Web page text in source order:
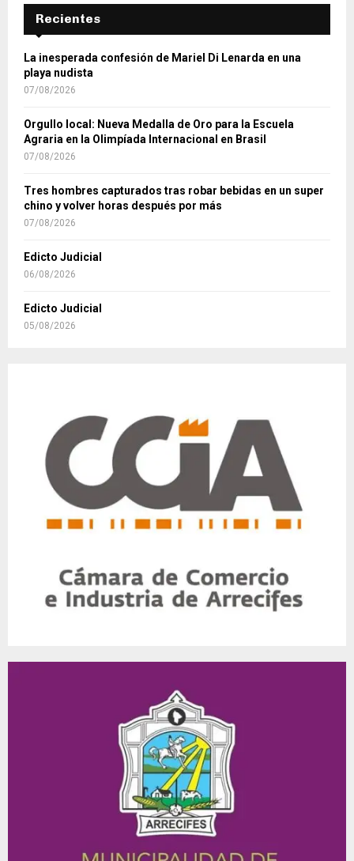
Recientes
La inesperada confesión de Mariel Di Lenarda en una
playa nudista
07/08/2026
Orgullo local: Nueva Medalla de Oro para la Escuela
Agraria en la Olimpíada Internacional en Brasil
07/08/2026
Tres hombres capturados tras robar bebidas en un super
chino y volver horas después por más
07/08/2026
Edicto Judicial
06/08/2026
Edicto Judicial
05/08/2026